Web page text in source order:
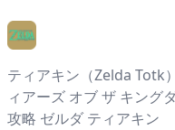
ティアキン（Zelda Totk
ィアーズ オブ ザ キング
攻略 ゼルダ ティアキン